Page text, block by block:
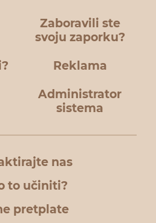
Zaboravili ste
svoju zaporku?
Reklama
Administrator
sistema
nas
to učiniti?
pretplate